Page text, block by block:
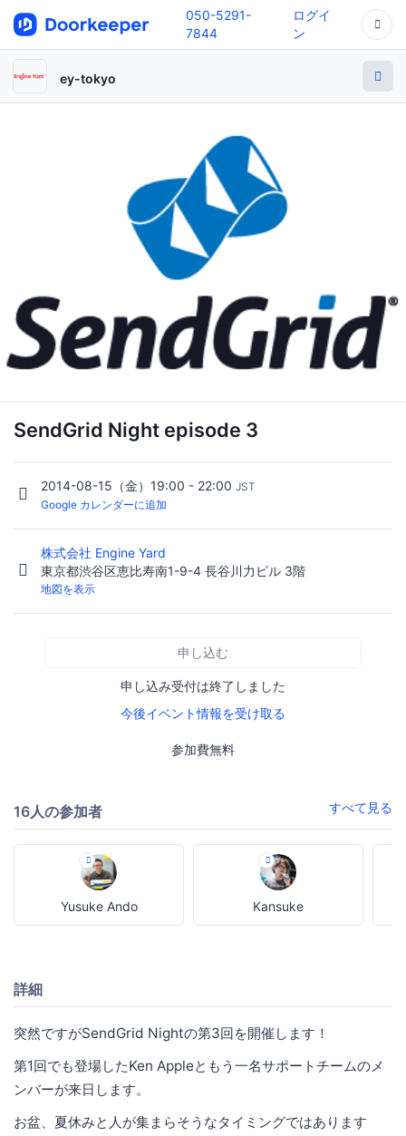
050-5291-
7844
ログイ
ン
ey-tokyo
SendGrid Night episode 3
2014-08-15（金）19:00 - 22:00 JST
Google カレンダーに追加
株式会社 Engine Yard
東京都渋谷区恵比寿南1-9-4 長谷川力ビル 3階
地図を表示
申し込む
申し込み受付は終了しました
今後イベント情報を受け取る
参加費無料
16人の参加者 すべて見る
Yusuke Ando Kansuke
詳細
突然ですがSendGrid Nightの第3回を開催します！
第1回でも登場したKen Appleともう一名サポートチームのメ
ンバーが来日します。
お盆、夏休みと人が集まらそうなタイミングではあります